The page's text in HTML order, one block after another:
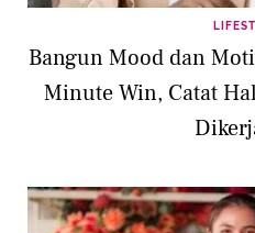
Bangun Mood dan
Minute Win, Catat